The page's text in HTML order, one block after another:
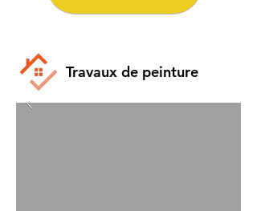
Travaux de peinture